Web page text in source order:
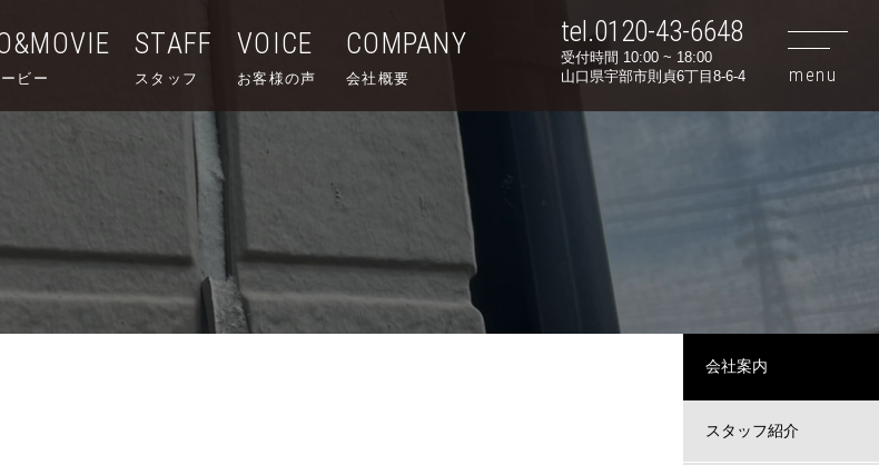
ビー
STAFF
スタッフ
VOICE
お客様の声
COMPANY
会社概要
tel.0120-43-6648
受付時間 10:00 ~ 18:00
山口県宇部市則貞6丁目8-6-4
会社案内
スタッフ紹介